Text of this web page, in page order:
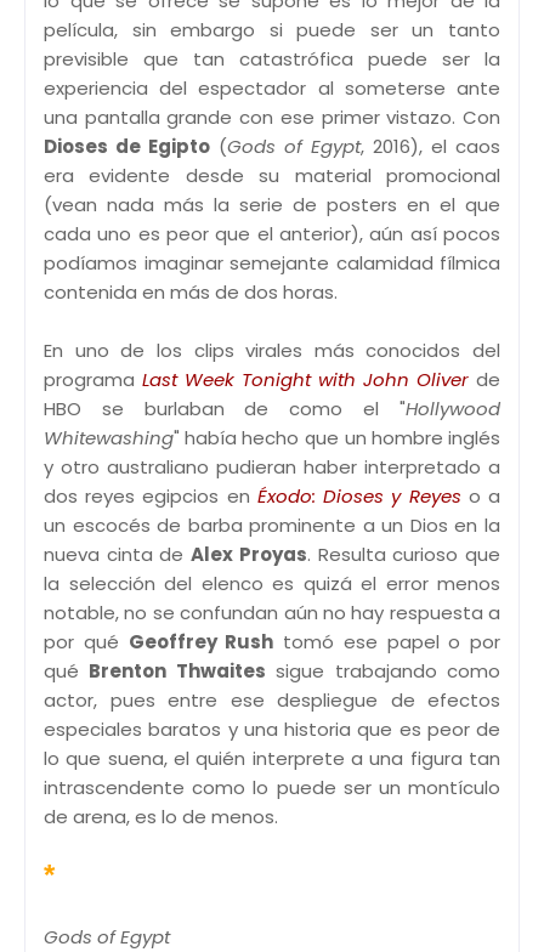
película, sin embargo si puede ser un tanto
previsible que tan catastrófica puede ser la
experiencia del espectador al someterse ante
una pantalla grande con ese primer vistazo. Con
Dioses de Egipto (Gods of Egypt, 2016), el caos
era evidente desde su material promocional
(vean nada más la serie de posters en el que
cada uno es peor que el anterior), aún así pocos
podíamos imaginar semejante calamidad fílmica
contenida en más de dos horas.
En uno de los clips virales más conocidos del
programa Last Week Tonight with John Oliver de
HBO se burlaban de como el "Hollywood
Whitewashing" había hecho que un hombre inglés
y otro australiano pudieran haber interpretado a
dos reyes egipcios en Éxodo: Dioses y Reyes o a
un escocés de barba prominente a un Dios en la
nueva cinta deAlex Proyas. Resulta curioso que
la selección del elenco es quizá el error menos
notable, no se confundan aún no hay respuesta a
por qué Geoffrey Rush tomó ese papel o por
qué Brenton Thwaites sigue trabajando como
actor, pues entre ese despliegue de efectos
especiales baratos y una historia que es peor de
lo que suena, el quién interprete a una figura tan
intrascendente como lo puede ser un montículo
de arena, es lo de menos.
*
Gods of Egypt